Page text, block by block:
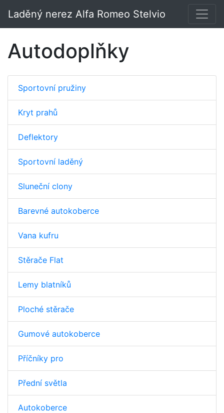
Laděný nerez Alfa Romeo Stelvio
Autodoplňky
Sportovní pružiny
Kryt prahů
Deflektory
Sportovní laděný
Sluneční clony
Barevné autokoberce
Vana kufru
Stěrače Flat
Lemy blatníků
Ploché stěrače
Gumové autokoberce
Příčníky pro
Přední světla
Autokoberce